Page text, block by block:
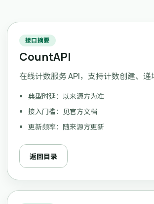
接口摘要
CountAPI
在线计数服务 API，支持计数创建、递
典型时延：以来源方为准
接入门槛：见官方文档
更新频率：随来源方更新
返回目录